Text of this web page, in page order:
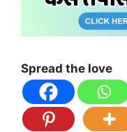
Spread the love